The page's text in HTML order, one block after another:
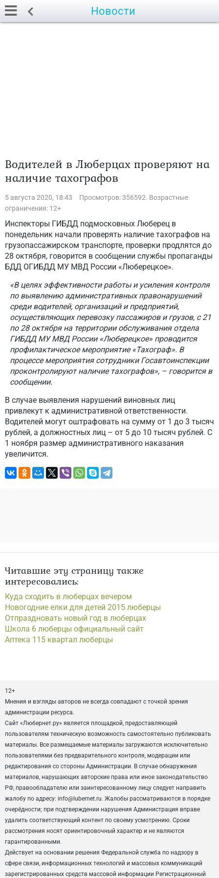
Новости
Водителей в Люберцах проверяют на
наличие тахографов
5 августа 2020, 18:43
Просмотров: 356592. Возрастные
ограничения: 12+
Инспекторы ГИБДД подмосковных Люберец в
понедельник начали проверять наличие тахографов на
грузопассажирском транспорте, проверки продлятся до
28 октября, говорится в сообщении службы пропаганды
БДД ОГИБДД МУ МВД России «Люберецкое».
«В целях эффективности работы и усиления контроля
по выявлению административных правонарушений
среди водителей, организаций и предприятий,
осуществляющих перевозку пассажиров и грузов, с 21
по 28 октября на территории обслуживания отдела
ГИБДД МУ МВД России «Люберецкое» проводится
профилактическое мероприятие «Тахограф». В
процессе мероприятия сотрудники Госавтоинспекции
проконтролируют наличие тахографов», – говорится в
сообщении.
В случае выявления нарушений виновных лиц
привлекут к административной ответственности.
Водителей могут оштрафовать на сумму от 1 до 3 тысяч
рублей, а должностных лиц – от 5 до 10 тысяч рублей. С
1 ноября размер административного наказания
увеличится.
Читавшие эту страницу также
интересовались:
Куда сходить в люберцах вечером
Новогодние елки для детей 2015 люберцы
Отпраздновать новый год в люберцах
Школа 6 люберцы официальный сайт
Аптека 115 квартал люберцы
12+
Мнения и взгляды авторов не всегда совпадают с точкой зрения
администрации ресурса.
Сайт «Любернет.ру» является площадкой, предоставляющей
пользователям техническую возможность самостоятельно публиковать
материалы. Все размещаемые материалы загружаются исключительно
пользователями без предварительного контроля, модерации или
редактирования со стороны Администрации. В случае обнаружения
материалов, нарушающих авторские права или иное законодательство
РФ, правообладателю или заинтересованному лицу следует направить
жалобу по адресу: info@lubernet.ru. Жалобы рассматриваются в порядке
очерёдности; при подтверждении нарушения Администрация вправе
удалить соответствующий контент по своему усмотрению. Сроки
рассмотрения носят ориентировочный характер и не являются
гарантированными.
Действует на основании решения Федеральной служба по надзору в
сфере связи, информационных технологий и массовых коммуникаций
зарегистрированных средств массовой информации Регистрационный